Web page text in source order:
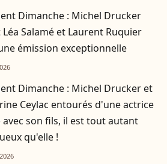
Dimanche : Michel Drucker
Salamé et Laurent Ruquier
émission exceptionnelle
Dimanche : Michel Drucker et
Ceylac entourés d'une actrice
avec son fils, il est tout autant
qu'elle !